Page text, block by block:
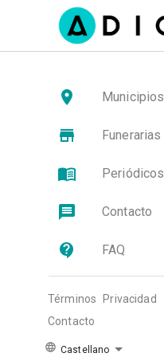
Municipios
Funerarias
Periódicos
Contacto
FAQ
Términos
Privacidad
Contacto
Castellano